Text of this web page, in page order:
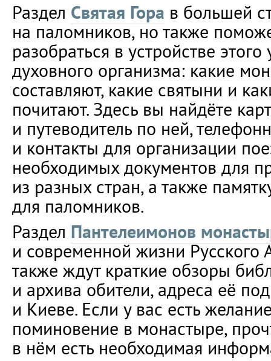
Раздел Святая Гора в большей
на паломников, но также
разобраться в устройстве этого
духовного организма: какие
составляют, какие святыни и
почитают. Здесь вы найдёте
и путеводитель по ней,
и контакты для организации
необходимых документов для
из разных стран, а также
для паломников.
Раздел Пантелеимонов
и современной жизни Русского
также ждут краткие обзоры
и архива обители, адреса её
и Киеве. Если у вас есть
поминовение в монастыре,
в нём есть необходимая